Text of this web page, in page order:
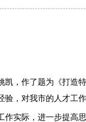
，作了题为《打造
，对我市的人才工
实际，进一步提高